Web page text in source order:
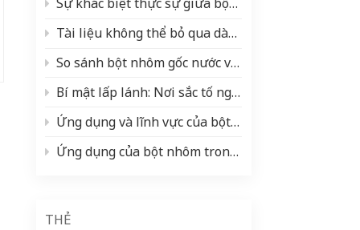
中文
Tài liệu không thể bỏ qua dành cho người sử dụng và nhà sản xuất sơn ô tô! Phân tích toàn diện các loại sơn và nguyên liệu thô cốt lõi (bột nhôm bạc/bột ngọc trai).
So sánh bột nhôm gốc nước và gốc dầu: Ưu điểm, nhược điểm và ứng dụng.
Bí mật lấp lánh: Nơi sắc tố ngọc trai tỏa sáng ✨
Ứng dụng và lĩnh vực của bột nhôm
Ứng dụng của bột nhôm trong ngành công nghiệp sơn phủ cuộn
THẺ